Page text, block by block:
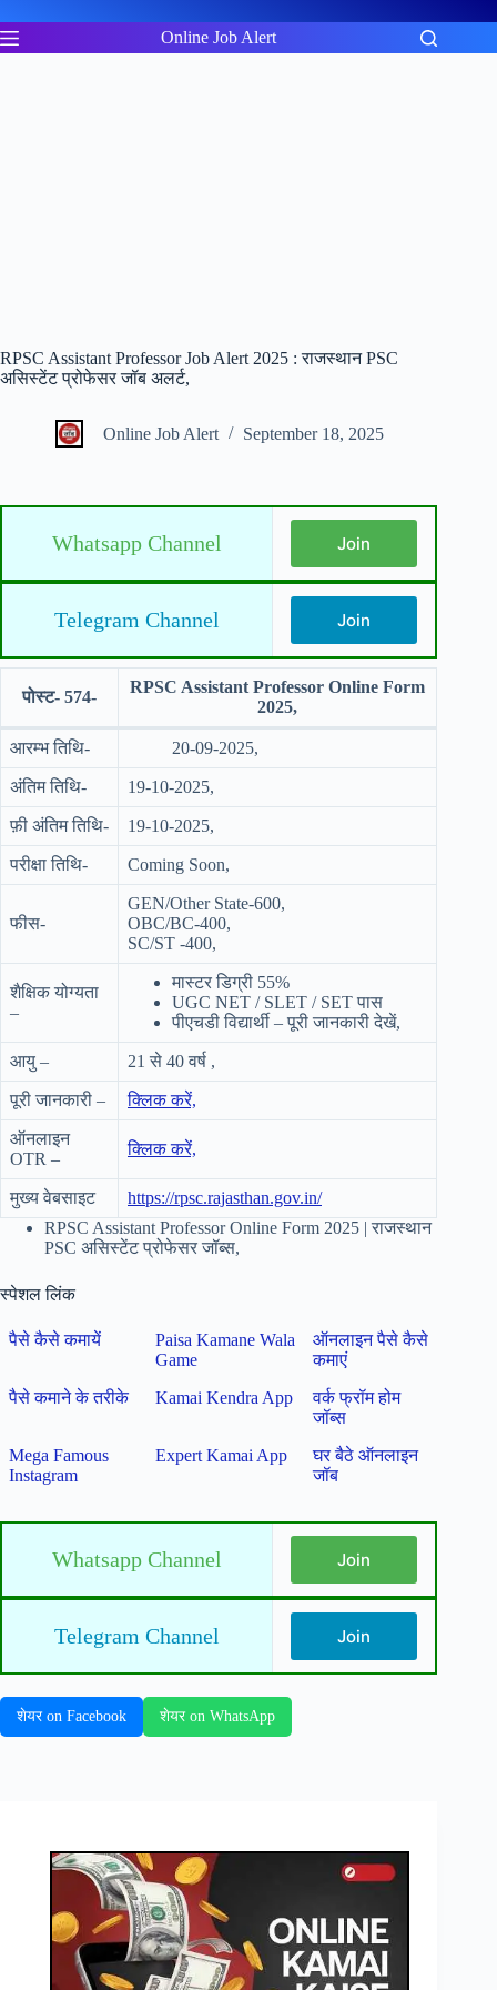
to
content
Online Job Alert
RPSC Assistant Professor Job Alert 2025 : राजस्थान PSC
असिस्टेंट प्रोफेसर जॉब अलर्ट,
Online Job Alert September 18, 2025
Whatsapp Channel Join
Telegram Channel Join
पोस्ट- 574-
RPSC Assistant Professor Online Form
2025,
आरम्भ तिथि- 20-09-2025,
अंतिम तिथि- 19-10-2025,
फ़ी अंतिम तिथि- 19-10-2025,
परीक्षा तिथि- Coming Soon,
फीस-
GEN/Other State-600,
OBC/BC-400,
SC/ST -400,
शैक्षिक योग्यता
–
मास्टर डिग्री 55%
UGC NET / SLET / SET पास
पीएचडी विद्यार्थी – पूरी जानकारी देखें,
आयु – 21 से 40 वर्ष ,
पूरी जानकारी – क्लिक करें,
ऑनलाइन
OTR –
क्लिक करें,
मुख्य वेबसाइट
https://rpsc.rajasthan.gov.in/
RPSC Assistant Professor Online Form 2025 | राजस्थान
PSC असिस्टेंट प्रोफेसर जॉब्स,
स्पेशल लिंक
पैसे कैसे कमायें
Paisa Kamane Wala
Game
ऑनलाइन पैसे कैसे
कमाएं
पैसे कमाने के तरीके
Kamai Kendra App
वर्क फ्रॉम होम
जॉब्स
Mega Famous
Instagram
Expert Kamai App
घर बैठे ऑनलाइन
जॉब
Whatsapp Channel Join
Telegram Channel Join
शेयर on Facebook शेयर on WhatsApp